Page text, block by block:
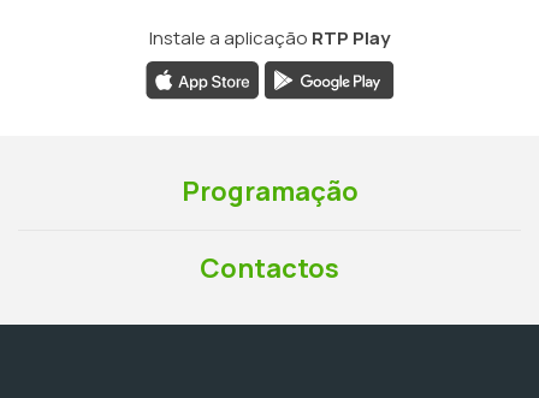
Instale a aplicação RTP Play
Programação
Contactos